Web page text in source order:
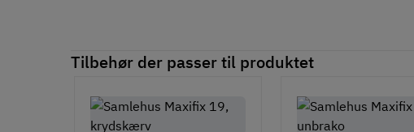
Tilbehør der passer til produktet